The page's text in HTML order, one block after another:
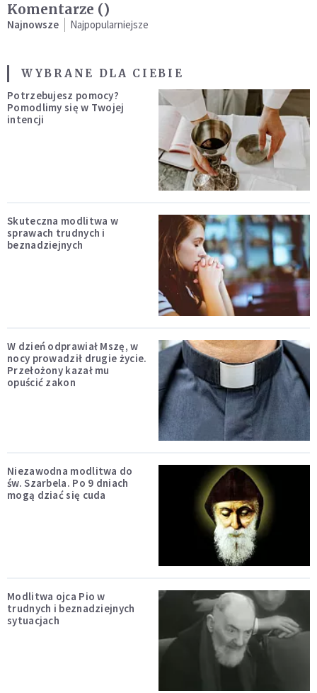
Komentarze ()
Najnowsze Najpopularniejsze
WYBRANE DLA CIEBIE
Potrzebujesz pomocy?
Pomodlimy się w Twojej
intencji
Skuteczna modlitwa w
sprawach trudnych i
beznadziejnych
W dzień odprawiał Mszę, w
nocy prowadził drugie życie.
Przełożony kazał mu
opuścić zakon
Niezawodna modlitwa do
św. Szarbela. Po 9 dniach
mogą dziać się cuda
Modlitwa ojca Pio w
trudnych i beznadziejnych
sytuacjach